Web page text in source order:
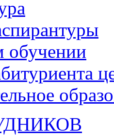
обучении